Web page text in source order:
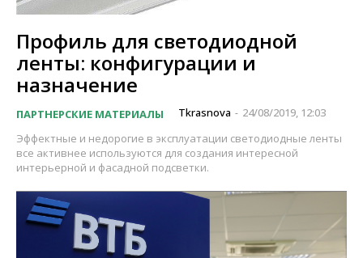
Профиль для светодиодной
ленты: конфигурации и
назначение
ПАРТНЕРСКИЕ МАТЕРИАЛЫ Tkrasnova - 24/08/2019, 12:03
Эффектные и недорогие в эксплуатации светодиодные ленты
все активнее используются для создания интересной
интерьерной и фасадной подсветки.